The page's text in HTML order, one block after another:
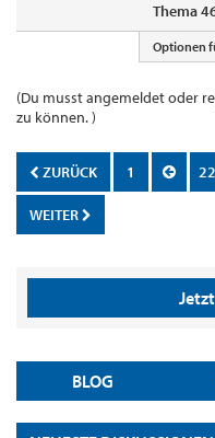
Thema
Optionen
(Du musst angemeldet oder
zu können. )
ZURÜCK 1 22
WEITER
BLOG